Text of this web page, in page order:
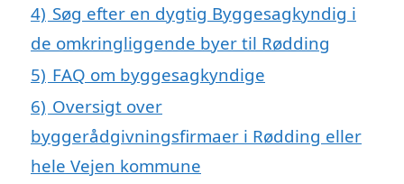
4) Søg efter en dygtig Byggesagkyndig i
de omkringliggende byer til Rødding
5) FAQ om byggesagkyndige
6) Oversigt over
byggerådgivningsfirmaer i Rødding eller
hele Vejen kommune